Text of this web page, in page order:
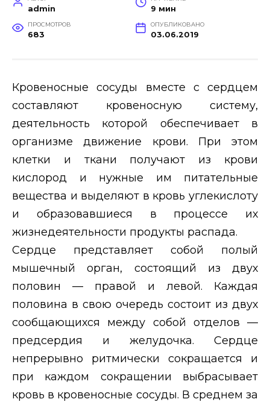
admin 9 мин
ПРОСМОТРОВ
683
ОПУБЛИКОВАНО
03.06.2019
Кровеносные сосуды вместе с сердцем
составляют кровеносную систему,
деятельность которой обеспечивает в
организме движение крови. При этом
клетки и ткани получают из крови
кислород и нужные им питательные
вещества и выделяют в кровь углекислоту
и образовавшиеся в процессе их
жизнедеятельности продукты распада.
Сердце представляет собой полый
мышечный орган, состоящий из двух
половин — правой и левой. Каждая
половина в свою очередь состоит из двух
сообщающихся между собой отделов —
предсердия и желудочка. Сердце
непрерывно ритмически сокращается и
при каждом сокращении выбрасывает
кровь в кровеносные сосуды. В среднем за